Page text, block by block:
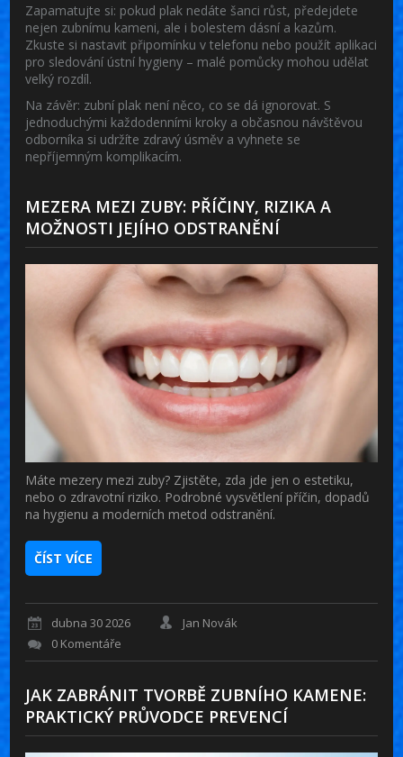
Zapamatujte si: pokud plak nedáte šanci růst, předejdete
nejen zubnímu kameni, ale i bolestem dásní a kazům.
Zkuste si nastavit připomínku v telefonu nebo použít aplikaci
pro sledování ústní hygieny – malé pomůcky mohou udělat
velký rozdíl.
Na závěr: zubní plak není něco, co se dá ignorovat. S
jednoduchými každodenními kroky a občasnou návštěvou
odborníka si udržíte zdravý úsměv a vyhnete se
nepříjemným komplikacím.
MEZERA MEZI ZUBY: PŘÍČINY, RIZIKA A
MOŽNOSTI JEJÍHO ODSTRANĚNÍ
Máte mezery mezi zuby? Zjistěte, zda jde jen o estetiku,
nebo o zdravotní riziko. Podrobné vysvětlení příčin, dopadů
na hygienu a moderních metod odstranění.
ČÍST VÍCE
dubna 30 2026
Jan Novák
0 Komentáře
JAK ZABRÁNIT TVORBĚ ZUBNÍHO KAMENE:
PRAKTICKÝ PRŮVODCE PREVENCÍ